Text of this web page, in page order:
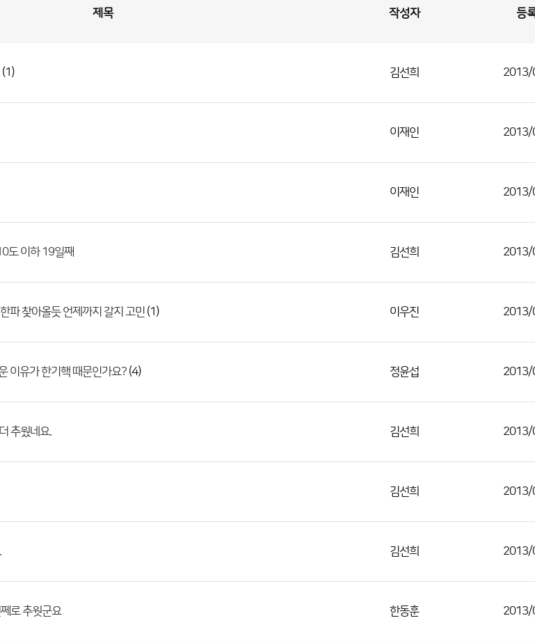
제목 작성자 등
(1) 김선희 2013/
이재인 2013/
이재인 2013/
도 이하 19일째 김선희 2013/
파 찾아올듯 언제까지 갈지 고민 (1) 이우진 2013/
이유가 한기핵 때문인가요? (4) 정윤섭 2013/
추웠네요. 김선희 2013/
김선희 2013/
김선희 2013/
로 추웟군요 한동훈 2013/